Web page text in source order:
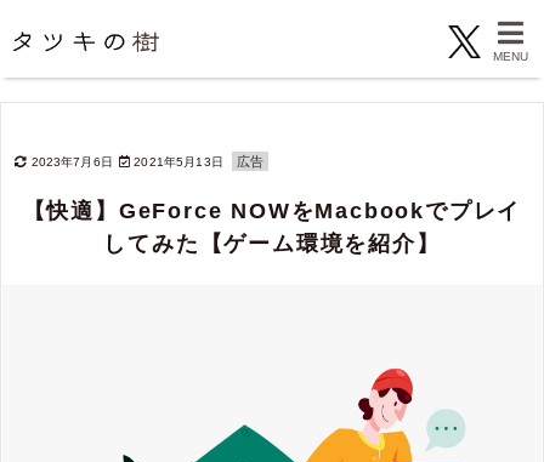
2023年7月6日 2021年5月13日 広告
【快適】GeForce NOWをMacbookでプレイ
してみた【ゲーム環境を紹介】